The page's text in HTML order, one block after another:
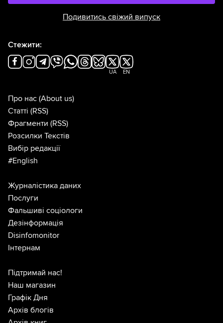
Подивитись свіжий випуск
Стежити:
UA EN
Про нас (About us)
Статті (RSS)
Фрагменти (RSS)
Розсилки Текстів
Вибір редакції
#English
Журналістика даних
Послуги
Фальшиві соціологи
Дезінформація
Disinfomonitor
Інтернам
Підтримай нас!
Наш магазин
Графік Дня
Архів блогів